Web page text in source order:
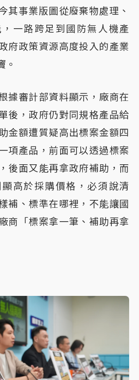
其事業版圖從廢棄物處理、
一路跨足到國防無人機產
府政策資源高度投入的產業
。
據審計部資料顯示，廠商在
後，政府仍對同規格產品給
金額遭質疑高出標案金額四
項產品，前面可以透過標案
後面又能再拿政府補助，而
高於採購價格，必須說清
補、標準在哪裡，不能讓國
商「標案拿一筆、補助再拿